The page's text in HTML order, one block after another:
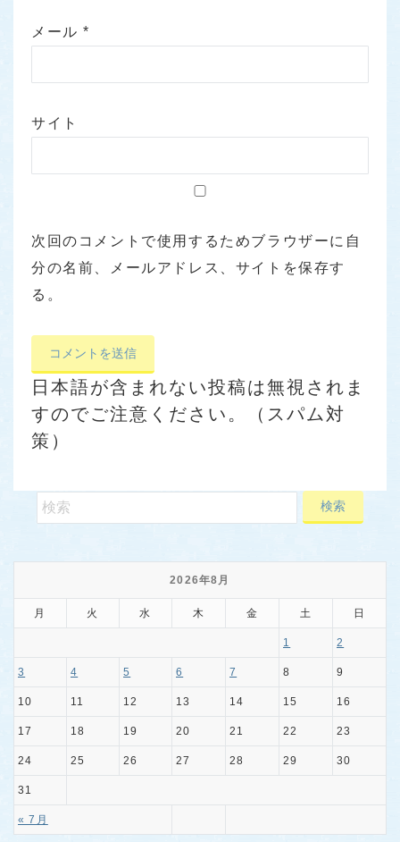
メール*
サイト
次回のコメントで使用するためブラウザーに自
分の名前、メールアドレス、サイトを保存す
る。
日本語が含まれない投稿は無視されま
すのでご注意ください。（スパム対
策）
2026年8月
月 火 水 木 金 土 日
« 7月
1 2
3 4 5 6 7 8 9
10 11 12 13 14 15 16
17 18 19 20 21 22 23
24 25 26 27 28 29 30
31